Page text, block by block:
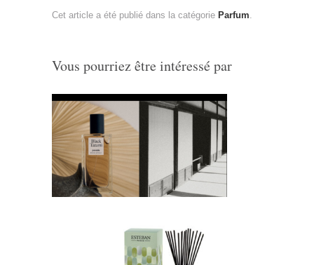
Cet article a été publié dans la catégorie Parfum
Vous pourriez être intéressé par